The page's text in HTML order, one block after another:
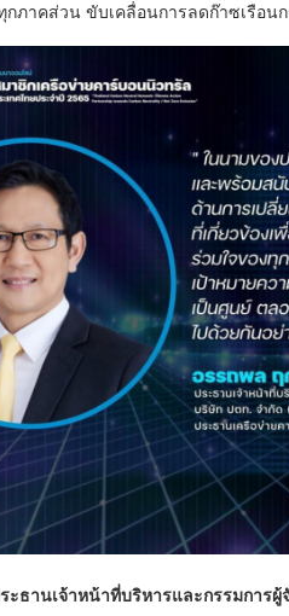
กภาคส่วน ขับเคลื่อนการลดก๊าซเรือน
ธานเจ้าหน้าที่บริหารและกรรมกา